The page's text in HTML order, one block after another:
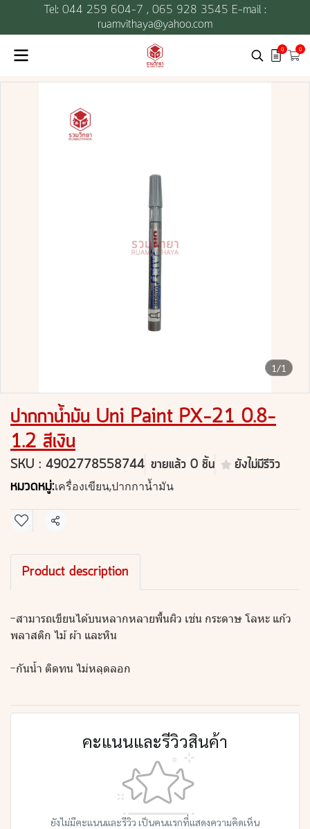
Tel: 044 259 604-7 , 065 928 3545 E-mail :
ruamvithaya@yahoo.com
0 0
1/1
ปากกาน้ำมัน Uni Paint PX-21 0.8-
1.2 สีเงิน
SKU : 4902778558744 ขายแล้ว 0 ชิ้น ยังไม่มีรีวิว
หมวดหมู่:เครื่องเขียน,ปากกาน้ำมัน
แชร์
Product description
-สามารถเขียนได้บนหลากหลายพื้นผิว เช่น กระดาษ โลหะ แก้ว
พลาสติก ไม้ ผ้า และหิน
-กันน้ำ ติดทน ไม่หลุดลอก
คะแนนและรีวิวสินค้า
ยังไม่มีคะแนนและรีวิว เป็นคนแรกที่แสดงความคิดเห็น